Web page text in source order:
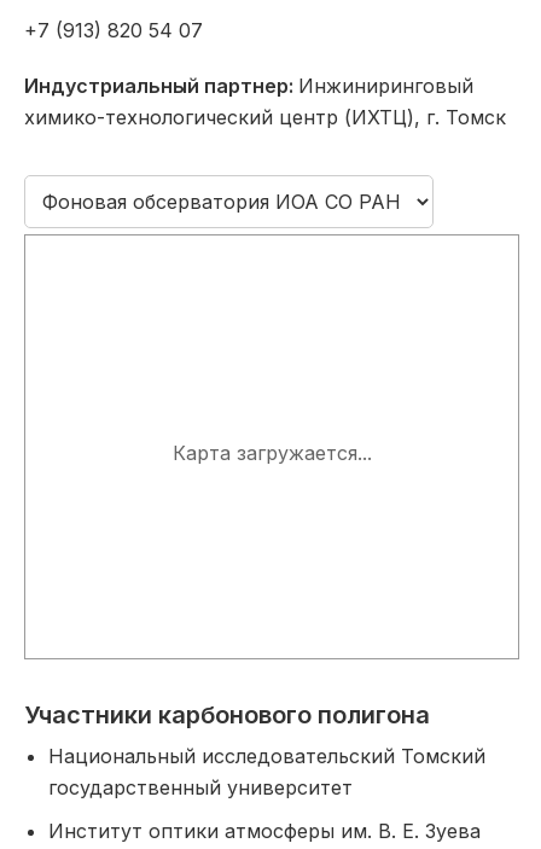
+7 (913) 820 54 07
Индустриальный партнер: Инжиниринговый
химико-технологический центр (ИХТЦ), г. Томск
Участники карбонового полигона
Национальный исследовательский Томский
государственный университет
Институт оптики атмосферы им. В. Е. Зуева